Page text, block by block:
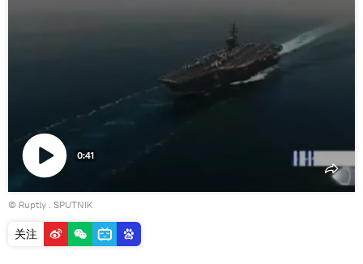
Play
Video
0:41
© Ruptly . SPUTNIK
关注